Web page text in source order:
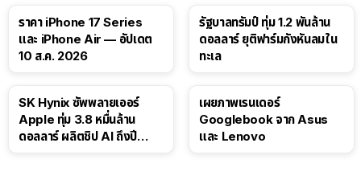
ราคา iPhone 17 Series
และ iPhone Air — อัปเดต
10 ส.ค. 2026
รัฐบาลทรัมป์ ทุ่ม 1.2 พันล้าน
ดอลลาร์ ยุติฟาร์มกังหันลมใน
ทะเล
SK Hynix ซัพพลายเออร์
Apple ทุ่ม 3.8 หมื่นล้าน
ดอลลาร์ ผลิตชิป AI ถึงปี
เผยภาพเรนเดอร์
Googlebook จาก Asus
และ Lenovo